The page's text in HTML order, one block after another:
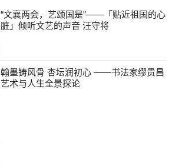
“文襄两会，艺颂国是”——「贴近祖国的心
脏」倾听文艺的声音 汪守将
翰墨铸风骨 杏坛润初心 ——书法家缪贵昌
艺术与人生全景探论